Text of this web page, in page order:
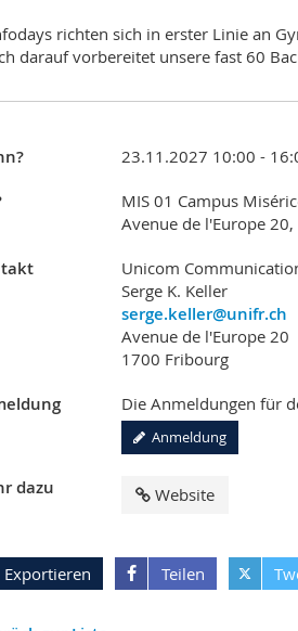
richten sich in erster Linie an
darauf vorbereitet unsere fast 60
23.11.2027 10:00 -
MIS 01 Campus
Avenue de l'Europe
Unicom
Serge K. Keller
serge.keller@unifr.ch
Avenue de l'Europe 20
1700 Fribourg
Die Anmeldungen für
Anmeldung
dazu Website
Exportieren Teilen